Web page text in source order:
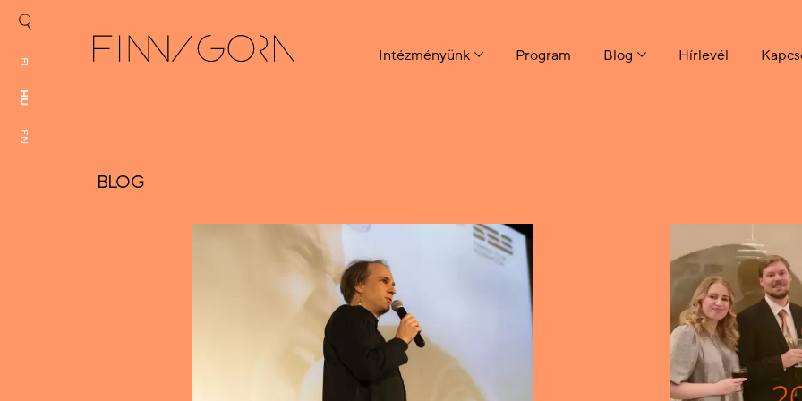
FI
HU
EN
Intézményünk Program Blog Hírlevél
BLOG